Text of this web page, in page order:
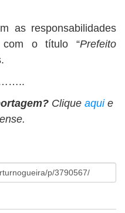
as responsabilidades
com o título “Prefeito
Clique aquie